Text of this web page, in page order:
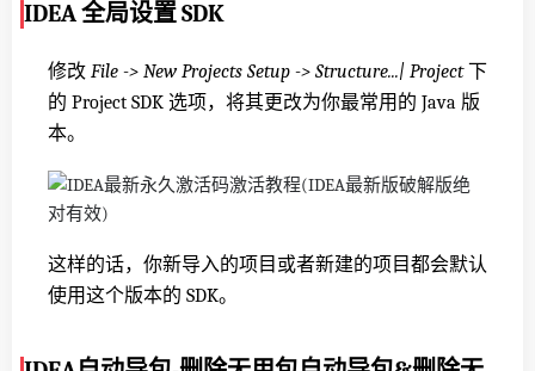
IDEA 全局设置 SDK
修改 File -> New Projects Setup -> Structure...| Project下
的 Project SDK 选项，将其更改为你最常用的 Java 版
本。
这样的话，你新导入的项目或者新建的项目都会默认
使用这个版本的 SDK。